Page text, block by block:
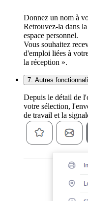
Donnez un nom à
Retrouvez-la dans
espace personnel.
Vous souhaitez
d'emploi liées à
la réception ».
7. Autres
Depuis le détail de
votre sélection,
de travail et la